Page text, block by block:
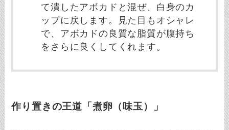
て潰したアボカドと混ぜ、白身のカ
ップに戻します。見た目もオシャレ
で、アボカドの良質な脂質が腹持ち
をさらに良くしてくれます。
作り置きの王道「煮卵（味玉）」